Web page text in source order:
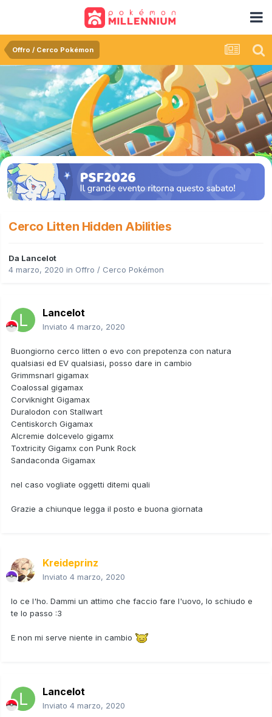
Offro / Cerco Pokémon
Cerco Litten Hidden Abilities
Da Lancelot
4 marzo, 2020 in Offro / Cerco Pokémon
Lancelot
Inviato 4 marzo, 2020
Buongiorno cerco litten o evo con prepotenza con natura
qualsiasi ed EV qualsiasi, posso dare in cambio
Grimmsnarl gigamax
Coalossal gigamax
Corviknight Gigamax
Duralodon con Stallwart
Centiskorch Gigamax
Alcremie dolcevelo gigamx
Toxtricity Gigamx con Punk Rock
Sandaconda Gigamax
nel caso vogliate oggetti ditemi quali
Grazie a chiunque legga il posto e buona giornata
Kreideprinz
Inviato 4 marzo, 2020
Io ce l'ho. Dammi un attimo che faccio fare l'uovo, lo schiudo e
te lo passo :3
E non mi serve niente in cambio
Lancelot
Inviato 4 marzo, 2020